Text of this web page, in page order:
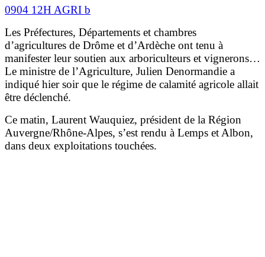
0904 12H AGRI b
Les Préfectures, Départements et chambres
d’agricultures de Drôme et d’Ardèche ont tenu à
manifester leur soutien aux arboriculteurs et vignerons…
Le ministre de l’Agriculture, Julien Denormandie a
indiqué hier soir que le régime de calamité agricole allait
être déclenché.
Ce matin, Laurent Wauquiez, président de la Région
Auvergne/Rhône-Alpes, s’est rendu à Lemps et Albon,
dans deux exploitations touchées.